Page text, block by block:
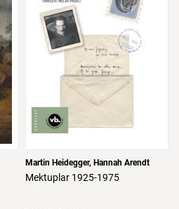
Martin Heidegger Hannah Arendt
Mektuplar 1925-1975